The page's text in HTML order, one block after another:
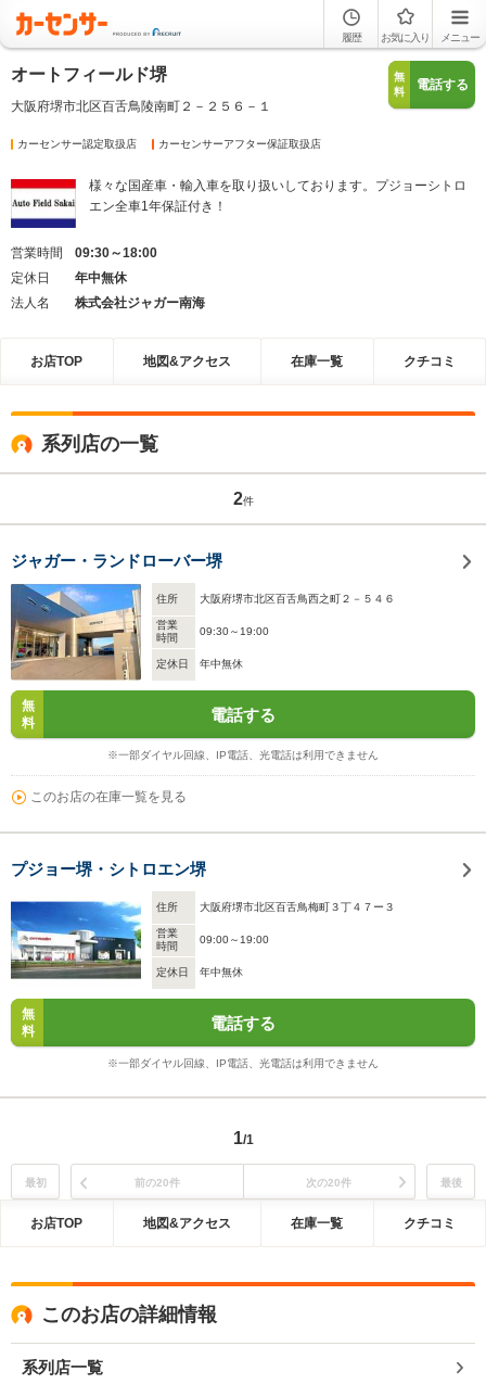
履歴 お気に入り メニュー
オートフィールド堺
大阪府堺市北区百舌鳥陵南町２－２５６－１
無
料
電話する
カーセンサー認定取扱店 カーセンサーアフター保証取扱店
様々な国産車・輸入車を取り扱いしております。プジョーシトロ
エン全車1年保証付き！
営業時間
09:30～18:00
定休日
年中無休
法人名
株式会社ジャガー南海
お店TOP 地図&アクセス 在庫一覧 クチコミ
系列店の一覧
2件
ジャガー・ランドローバー堺
住所 大阪府堺市北区百舌鳥西之町２－５４６
営業
時間
09:30～19:00
定休日 年中無休
無
料
電話する
※一部ダイヤル回線、IP電話、光電話は利用できません
このお店の在庫一覧を見る
プジョー堺・シトロエン堺
住所 大阪府堺市北区百舌鳥梅町３丁４７ー３
営業
時間
09:00～19:00
定休日 年中無休
無
料
電話する
※一部ダイヤル回線、IP電話、光電話は利用できません
1/1
最初 前の20件 次の20件 最後
お店TOP 地図&アクセス 在庫一覧 クチコミ
このお店の詳細情報
系列店一覧